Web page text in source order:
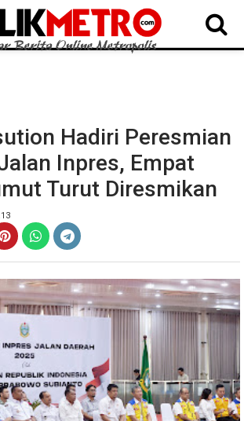
DAIRI SAMOSIR TAPUT BATUBARA DELISERDANG
Hadiri Peresmian
Inpres, Empat
Turut Diresmikan